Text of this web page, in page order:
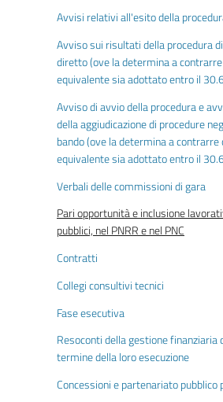
Avvisi relativi all'esito della
Avviso sui risultati della procedura
diretto (ove la determina a
equivalente sia adottato entro il
Avviso di avvio della procedura e
della aggiudicazione di procedure
bando (ove la determina a
equivalente sia adottato entro il
Verbali delle commissioni di gara
Pari opportunità e inclusione
pubblici, nel PNRR e nel PNC
Contratti
Collegi consultivi tecnici
Fase esecutiva
Resoconti della gestione finanziaria
termine della loro esecuzione
Concessioni e partenariato pubblico